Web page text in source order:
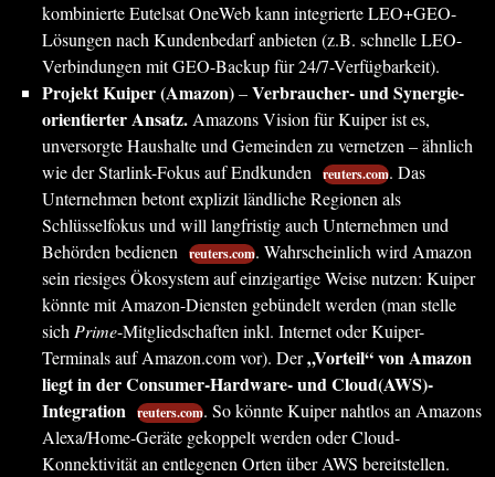
kombinierte Eutelsat OneWeb kann integrierte LEO+GEO-
Lösungen nach Kundenbedarf anbieten (z.B. schnelle LEO-
Verbindungen mit GEO-Backup für 24/7-Verfügbarkeit).
Projekt Kuiper (Amazon)–Verbraucher- und Synergie-
orientierter Ansatz.Amazons Vision für Kuiper ist es,
unversorgte Haushalte und Gemeinden zu vernetzen ‒ ähnlich
wie der Starlink-Fokus auf Endkunden reuters.com. Das
Unternehmen betont explizit ländliche Regionen als
Schlüsselfokus und will langfristig auch Unternehmen und
Behörden bedienen reuters.com. Wahrscheinlich wird Amazon
sein riesiges Ökosystem auf einzigartige Weise nutzen: Kuiper
könnte mit Amazon-Diensten gebündelt werden (man stelle
sichPrime-Mitgliedschaften inkl. Internet oder Kuiper-
Terminals auf Amazon.com vor). Der„Vorteil“ von Amazon
liegt in der Consumer-Hardware- und Cloud(AWS)-
Integration reuters.com. So könnte Kuiper nahtlos an Amazons
Alexa/Home-Geräte gekoppelt werden oder Cloud-
Konnektivität an entlegenen Orten über AWS bereitstellen.